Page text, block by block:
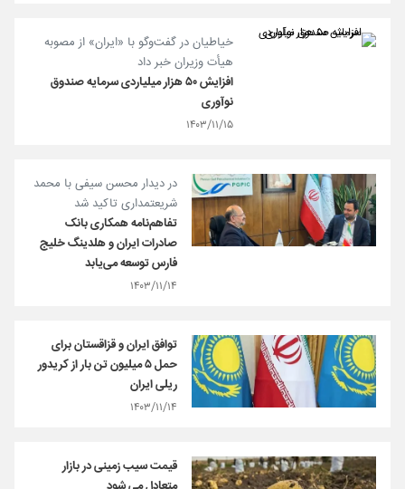
خیاطیان در گفت‌وگو با «ایران» از مصوبه
هیأت وزیران خبر داد
افزایش ۵۰ هزار میلیاردی سرمایه صندوق
نوآوری
۱۴۰۳/۱۱/۱۵
در دیدار محسن سیفی با محمد
شریعتمداری تاکید شد
تفاهم‌نامه همکاری بانک
صادرات ایران و هلدینگ خلیج
فارس توسعه می‌یابد
۱۴۰۳/۱۱/۱۴
توافق ایران و قزاقستان برای
حمل ۵ میلیون تن بار از کریدور
ریلی ایران
۱۴۰۳/۱۱/۱۴
قیمت سیب زمینی در بازار